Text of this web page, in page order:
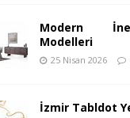
Modern
Modelleri
25 Nisan 2026
İzmir Tabldot